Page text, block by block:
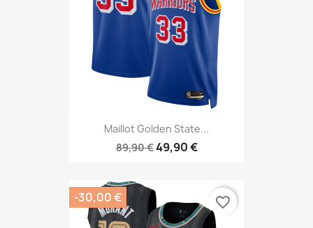
Maillot Golden State...
89,90 €49,90 €
-30,00 € favorite_border